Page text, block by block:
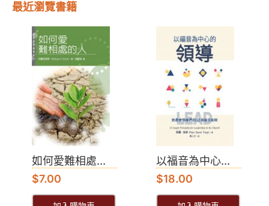
最近瀏覽書籍
如何愛難相處...
$7.00
以福音為中心...
$18.00